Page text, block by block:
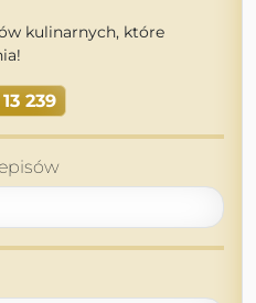
kulinarnych, które
13 239